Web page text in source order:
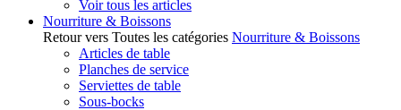
Voir tous les articles
Nourriture & Boissons
Retour vers Toutes les catégories Nourriture & Boissons
Articles de table
Planches de service
Serviettes de table
Sous-bocks